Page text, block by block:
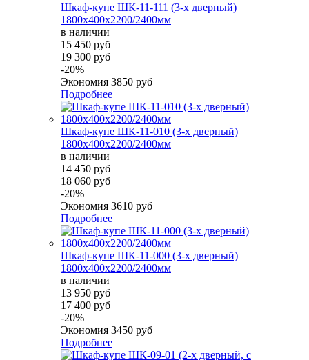
Шкаф-купе ШК-11-111 (3-х дверный)
1800х400х2200/2400мм
в наличии
15 450 руб
19 300 руб
-20%
Экономия 3850 руб
Подробнее
Шкаф-купе ШК-11-010 (3-х дверный)
1800х400х2200/2400мм
в наличии
14 450 руб
18 060 руб
-20%
Экономия 3610 руб
Подробнее
Шкаф-купе ШК-11-000 (3-х дверный)
1800х400х2200/2400мм
в наличии
13 950 руб
17 400 руб
-20%
Экономия 3450 руб
Подробнее